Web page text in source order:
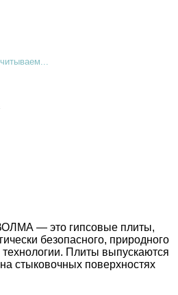
— это гипсовые плиты,
безопасного, природного
Плиты выпускаются
стыковочных поверхностях